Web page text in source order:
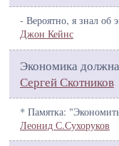
- Вероятно, я знал об
Джон Кейнс
Экономика
Сергей Скотников
* Памятка:
Леонид С.Сухоруков